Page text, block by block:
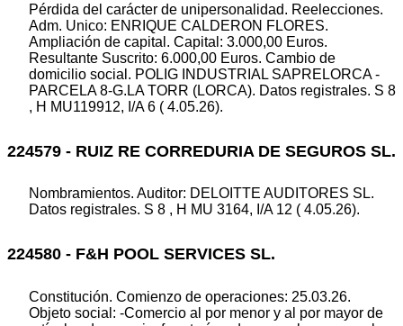
Pérdida del carácter de unipersonalidad. Reelecciones.
Adm. Unico: ENRIQUE CALDERON FLORES.
Ampliación de capital. Capital: 3.000,00 Euros.
Resultante Suscrito: 6.000,00 Euros. Cambio de
domicilio social. POLIG INDUSTRIAL SAPRELORCA -
PARCELA 8-G.LA TORR (LORCA). Datos registrales. S 8
, H MU119912, I/A 6 ( 4.05.26).
224579 - RUIZ RE CORREDURIA DE SEGUROS SL.
Nombramientos. Auditor: DELOITTE AUDITORES SL.
Datos registrales. S 8 , H MU 3164, I/A 12 ( 4.05.26).
224580 - F&H POOL SERVICES SL.
Constitución. Comienzo de operaciones: 25.03.26.
Objeto social: -Comercio al por menor y al por mayor de